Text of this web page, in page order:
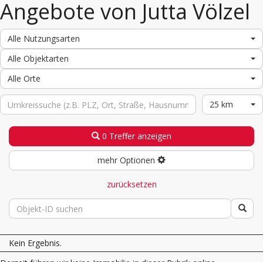
Angebote von Jutta Völzel
Alle Nutzungsarten
Alle Objektarten
Alle Orte
25 km
0 Treffer anzeigen
mehr Optionen
zurücksetzen
Kein Ergebnis.